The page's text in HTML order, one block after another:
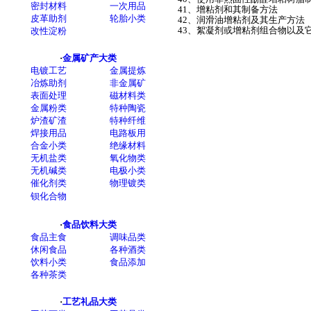
41、增粘剂和其制备方法
42、润滑油增粘剂及其生产方法
43、絮凝剂或增粘剂组合物以及